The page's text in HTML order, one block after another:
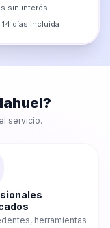
sin interés
14 días incluida
?
servicio.
herramientas